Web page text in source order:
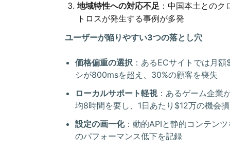
地域特性への対応不足 ：中国本土との
トロスが発生する事例が多発
ユーザーが陥りやすい3つの落とし穴
価格偏重の選択 ：あるECサイトでは月
シが800msを超え、30%の顧客を喪失
ローカルサポート軽視 ：あるゲーム企業
均8時間を要し、1日あたり$12万の機会
設定の画一化：動的APIと静的コンテン
のパフォーマンス低下を記録